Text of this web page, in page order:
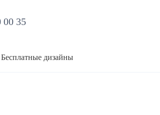
00 35
Бесплатные дизайны